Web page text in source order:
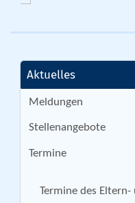
Aktuelles
Meldungen
Stellenangebote
Termine
Termine des